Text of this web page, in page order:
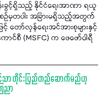
န်းခွင့်ရှိသည့် နိုင်ငံရေးအာဏာ ရယူ
တပါး အခြားမရှိသည့်အတွက်
င့် တော်လှန်ရေးအင်အားစုများနှင့်
ာင်စီ (MSFC) က ဖေဖော်ဝါရီ
င့်သာ တိုင်းပြည်တည်ဆောက်မည်ဟု
ညာ